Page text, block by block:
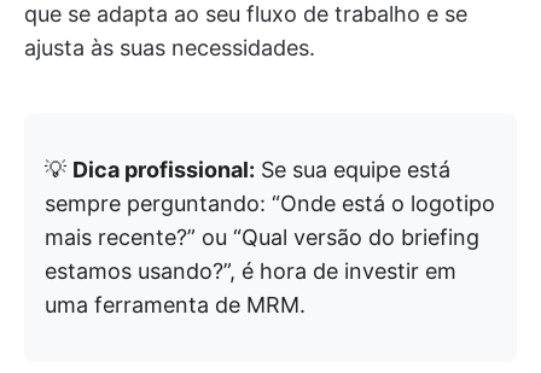
que se adapta ao seu fluxo de trabalho e se
ajusta às suas necessidades.
💡 Dica profissional: Se sua equipe está
sempre perguntando: “Onde está o logotipo
mais recente?” ou “Qual versão do briefing
estamos usando?”, é hora de investir em
uma ferramenta de MRM.